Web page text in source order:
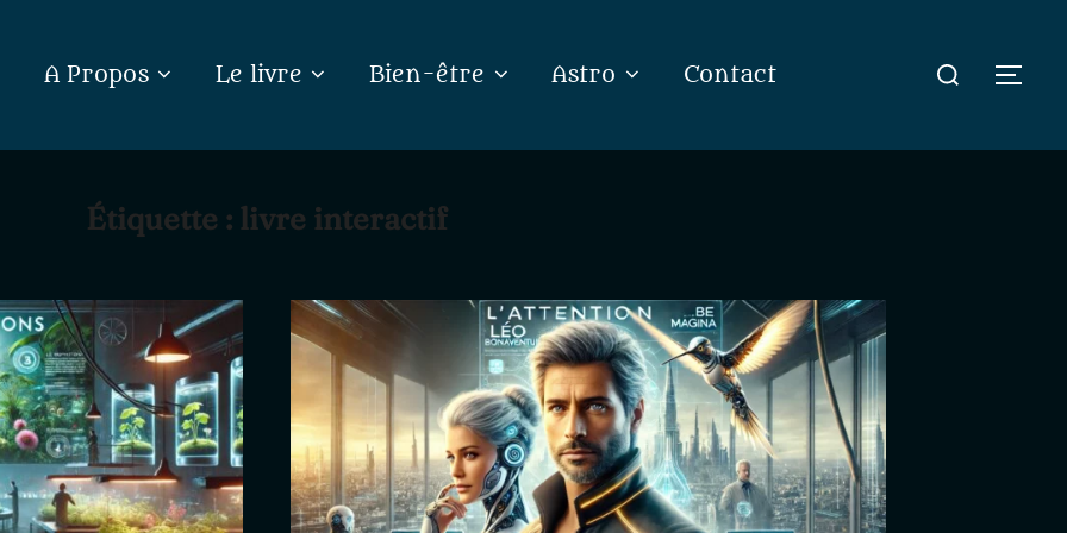
A Propos Le livre Bien-être Astro Contact
Rechercher :
Étiquette : livre interactif